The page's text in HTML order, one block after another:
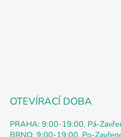
OTEVÍRACÍ DOBA
PRAHA: 9:00-19:00, Pá-